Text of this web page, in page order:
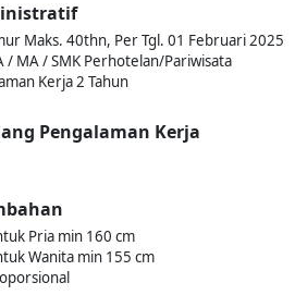
Maks. 40thn, Per Tgl. 01 Februari 2025
/ MA / SMK Perhotelan/Pariwisata
Kerja 2 Tahun
Pengalaman Kerja
Pria min 160 cm
Wanita min 155 cm